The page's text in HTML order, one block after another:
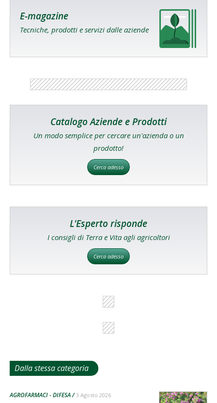
E-magazine
Tecniche, prodotti e servizi dalle aziende
Catalogo Aziende e Prodotti
Un modo semplice per cercare un'azienda o un
prodotto!
Cerca adesso
L'Esperto risponde
I consigli di Terra e Vita agli agricoltori
Cerca adesso
Dalla stessa categoria
AGROFARMACI - DIFESA 3 Agosto 2026